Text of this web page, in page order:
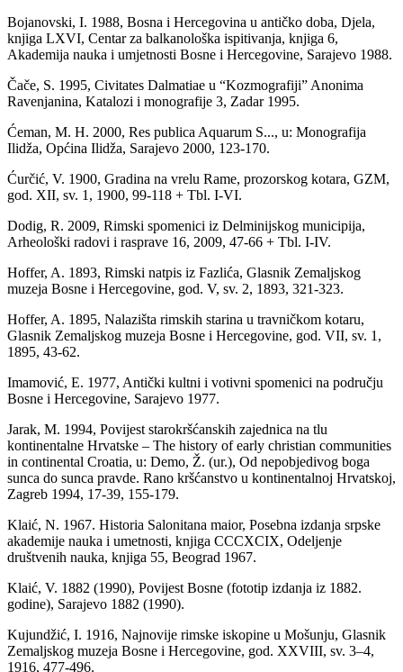
Bojanovski, I. 1988, Bosna i Hercegovina u antičko doba, Djela,
knjiga LXVI, Centar za balkanološka ispitivanja, knjiga 6,
Akademija nauka i umjetnosti Bosne i Hercegovine, Sarajevo 1988.
Čače, S. 1995, Civitates Dalmatiae u “Kozmografiji” Anonima
Ravenjanina, Katalozi i monografije 3, Zadar 1995.
Ćeman, M. H. 2000, Res publica Aquarum S..., u: Monografija
Ilidža, Općina Ilidža, Sarajevo 2000, 123-170.
Ćurčić, V. 1900, Gradina na vrelu Rame, prozorskog kotara, GZM,
god. XII, sv. 1, 1900, 99-118 + Tbl. I-VI.
Dodig, R. 2009, Rimski spomenici iz Delminijskog municipija,
Arheološki radovi i rasprave 16, 2009, 47-66 + Tbl. I-IV.
Hoffer, A. 1893, Rimski natpis iz Fazlića, Glasnik Zemaljskog
muzeja Bosne i Hercegovine, god. V, sv. 2, 1893, 321-323.
Hoffer, A. 1895, Nalazišta rimskih starina u travničkom kotaru,
Glasnik Zemaljskog muzeja Bosne i Hercegovine, god. VII, sv. 1,
1895, 43-62.
Imamović, E. 1977, Antički kultni i votivni spomenici na području
Bosne i Hercegovine, Sarajevo 1977.
Jarak, M. 1994, Povijest starokršćanskih zajednica na tlu
kontinentalne Hrvatske – The history of early christian communities
in continental Croatia, u: Demo, Ž. (ur.), Od nepobjedivog boga
sunca do sunca pravde. Rano kršćanstvo u kontinentalnoj Hrvatskoj,
Zagreb 1994, 17-39, 155-179.
Klaić, N. 1967. Historia Salonitana maior, Posebna izdanja srpske
akademije nauka i umetnosti, knjiga CCCXCIX, Odeljenje
društvenih nauka, knjiga 55, Beograd 1967.
Klaić, V. 1882 (1990), Povijest Bosne (fototip izdanja iz 1882.
godine), Sarajevo 1882 (1990).
Kujundžić, I. 1916, Najnovije rimske iskopine u Mošunju, Glasnik
Zemaljskog muzeja Bosne i Hercegovine, god. XXVIII, sv. 3–4,
1916, 477-496.